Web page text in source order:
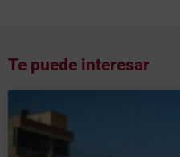
Te puede interesar